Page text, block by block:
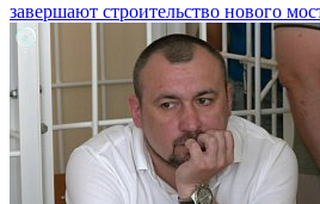
завершают строительство нового